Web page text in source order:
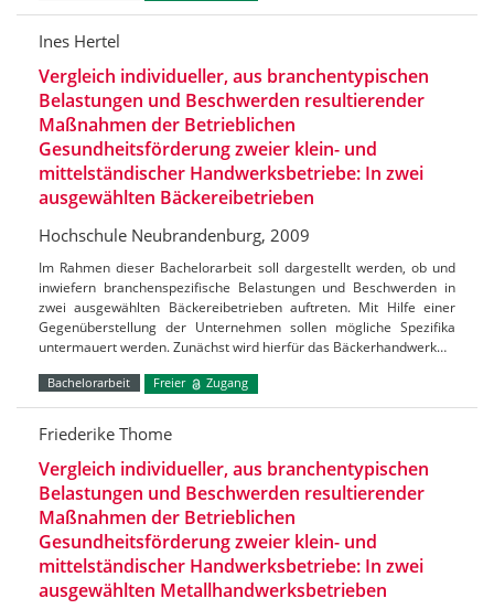
Ines Hertel
Vergleich individueller, aus branchentypischen
Belastungen und Beschwerden resultierender
Maßnahmen der Betrieblichen
Gesundheitsförderung zweier klein- und
mittelständischer Handwerksbetriebe: In zwei
ausgewählten Bäckereibetrieben
Hochschule Neubrandenburg, 2009
Im Rahmen dieser Bachelorarbeit soll dargestellt werden, ob und
inwiefern branchenspezifische Belastungen und Beschwerden in
zwei ausgewählten Bäckereibetrieben auftreten. Mit Hilfe einer
Gegenüberstellung der Unternehmen sollen mögliche Spezifika
untermauert werden. Zunächst wird hierfür das Bäckerhandwerk…
Bachelorarbeit Freier Zugang
Friederike Thome
Vergleich individueller, aus branchentypischen
Belastungen und Beschwerden resultierender
Maßnahmen der Betrieblichen
Gesundheitsförderung zweier klein- und
mittelständischer Handwerksbetriebe: In zwei
ausgewählten Metallhandwerksbetrieben